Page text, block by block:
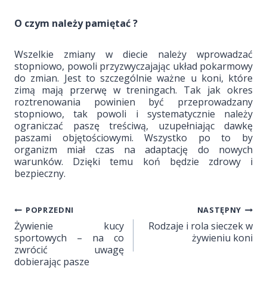
O czym należy pamiętać ?
Wszelkie zmiany w diecie należy wprowadzać
stopniowo, powoli przyzwyczajając układ pokarmowy
do zmian. Jest to szczególnie ważne u koni, które
zimą mają przerwę w treningach. Tak jak okres
roztrenowania powinien być przeprowadzany
stopniowo, tak powoli i systematycznie należy
ograniczać paszę treściwą, uzupełniając dawkę
paszami objętościowymi. Wszystko po to by
organizm miał czas na adaptację do nowych
warunków. Dzięki temu koń będzie zdrowy i
bezpieczny.
Nawigacja
wpisu
POPRZEDNI
Żywienie kucy
sportowych – na co
zwrócić uwagę
dobierając pasze
NASTĘPNY
Rodzaje i rola sieczek w
żywieniu koni